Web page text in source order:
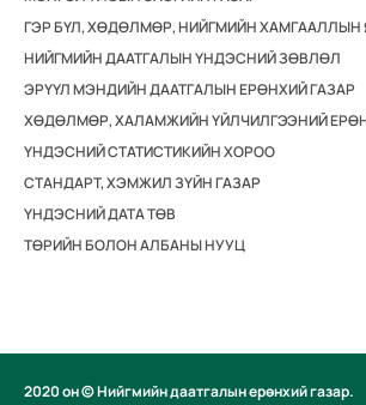
ГЭР БҮЛ, ХӨДӨЛМӨР, НИЙГМИЙН ХАМГААЛЛЫН
НИЙГМИЙН ДААТГАЛЫН ҮНДЭСНИЙ ЗӨВЛӨЛ
ЭРҮҮЛ МЭНДИЙН ДААТГАЛЫН ЕРӨНХИЙ ГАЗАР
ХӨДӨЛМӨР, ХАЛАМЖИЙН ҮЙЛЧИЛГЭЭНИЙ
ҮНДЭСНИЙ СТАТИСТИКИЙН ХОРОО
СТАНДАРТ, ХЭМЖИЛ ЗҮЙН ГАЗАР
ҮНДЭСНИЙ ДАТА ТӨВ
ТӨРИЙН БОЛОН АЛБАНЫ НУУЦ
2020 он © Нийгмийн даатгалын ерөнхий газар.